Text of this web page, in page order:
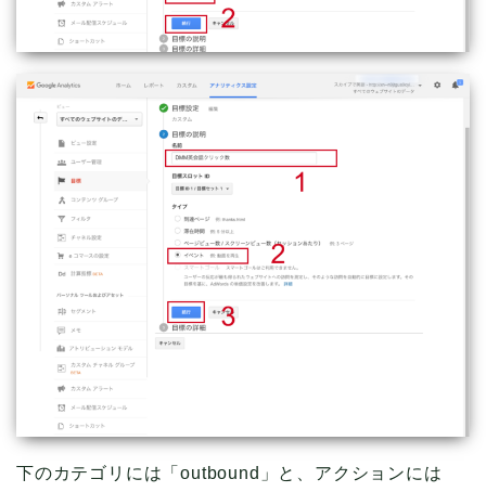
下のカテゴリには「outbound」と、アクションには